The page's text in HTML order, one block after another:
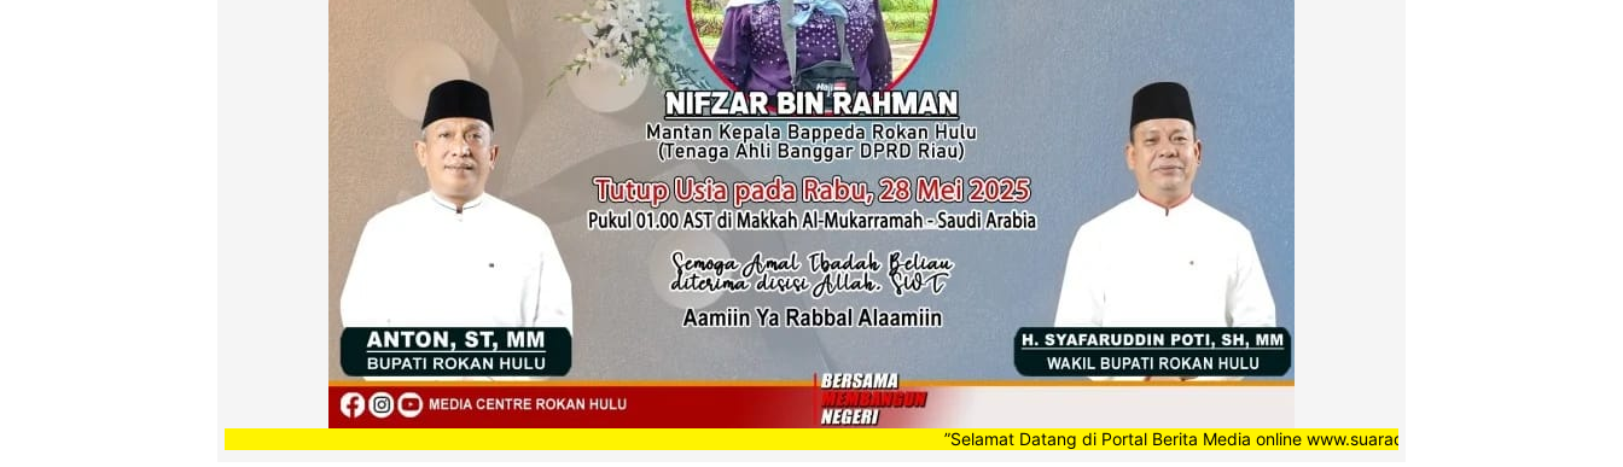
”Selamat Datang di Portal Berita Media online www.suaradaerahnews.com, semoga setiap